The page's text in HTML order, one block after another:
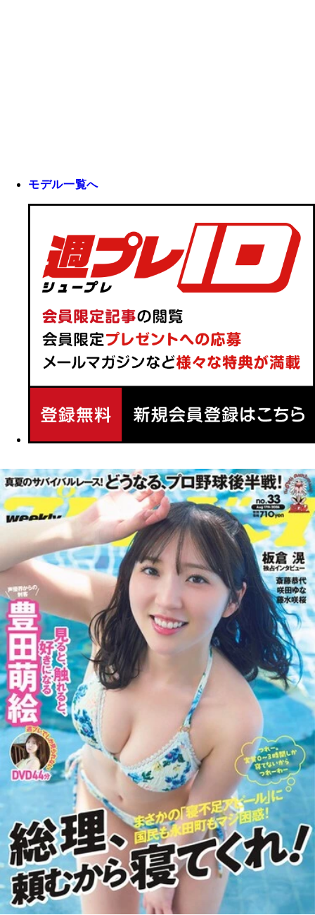
モデル一覧へ